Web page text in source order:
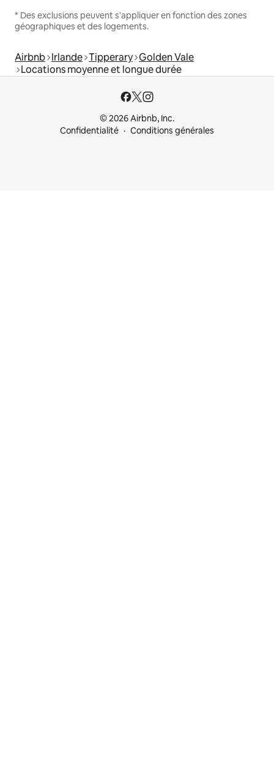
* Des exclusions peuvent s'appliquer en fonction des zones
géographiques et des logements.
Airbnb Irlande Tipperary Golden Vale
Locations moyenne et longue durée
© 2026 Airbnb, Inc.
Confidentialité
Conditions générales